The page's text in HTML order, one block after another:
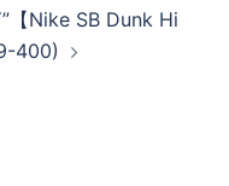
【Nike SB Dunk Hi
400)